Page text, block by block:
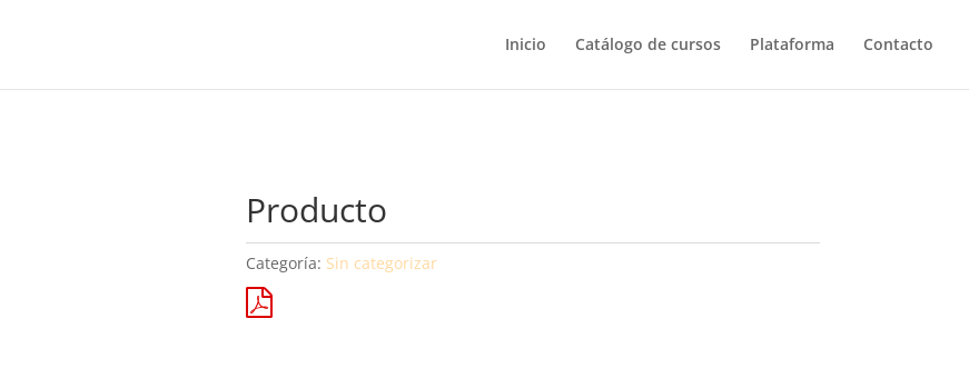
Inicio Catálogo de cursos Plataforma Contacto
Producto
Categoría: Sin categorizar